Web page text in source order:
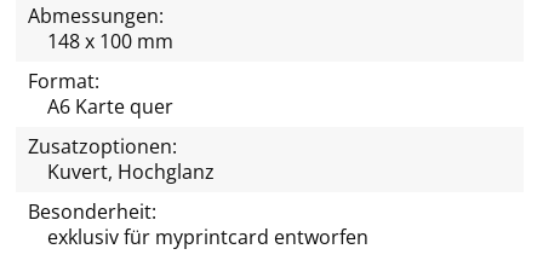
Abmessungen:
148 x 100 mm
Format:
A6 Karte quer
Zusatzoptionen:
Kuvert, Hochglanz
Besonderheit:
exklusiv für myprintcard entworfen